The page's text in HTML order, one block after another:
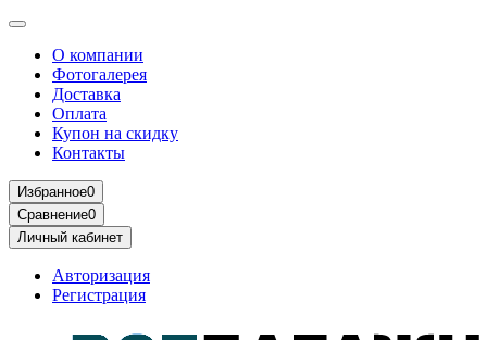
О компании
Фотогалерея
Доставка
Оплата
Купон на скидку
Контакты
Избранное0
Сравнение0
Личный кабинет
Авторизация
Регистрация